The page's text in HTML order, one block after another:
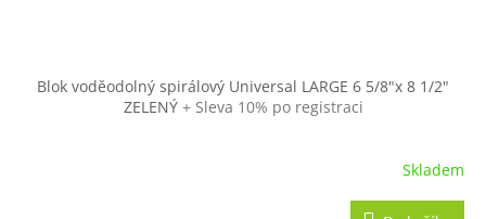
Blok voděodolný spirálový Universal LARGE 6 5/8"x 8 1/2"
ZELENÝ + Sleva 10% po registraci
Skladem